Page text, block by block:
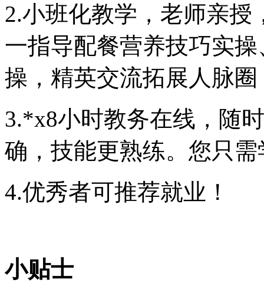
2.小班化教学，老师亲
一指导配餐营养技巧实
操，精英交流拓展人脉圈
3.*x8小时教务在线，随
确，技能更熟练。您只
4.优秀者可推荐就业！
小贴士